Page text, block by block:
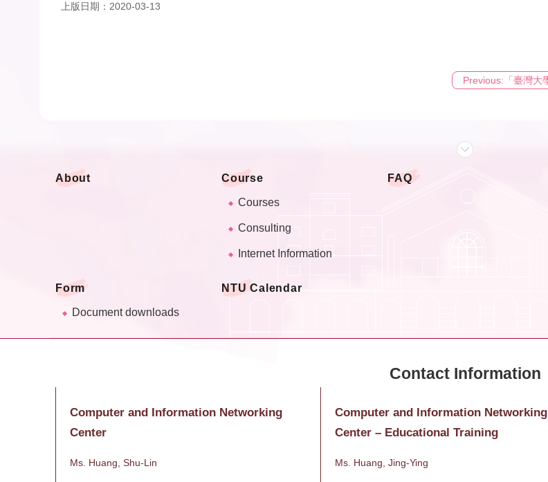
上版日期：2020-03-13
About Course
Courses
Consulting
Internet Information
FAQ
Form
Document downloads
NTU Calendar
Computer and Information Networking
Center
Ms. Huang, Shu-Lin
Computer and Information Networking
Center – Educational Training
Ms. Huang, Jing-Ying